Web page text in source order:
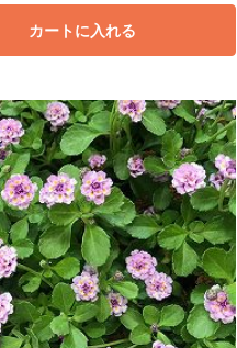
カートに入れる